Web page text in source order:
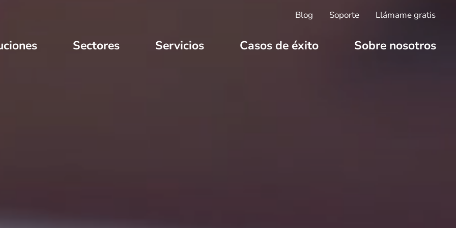
Blog Soporte Llámame gratis
Sectores Servicios Casos de éxito Sobre nosotros